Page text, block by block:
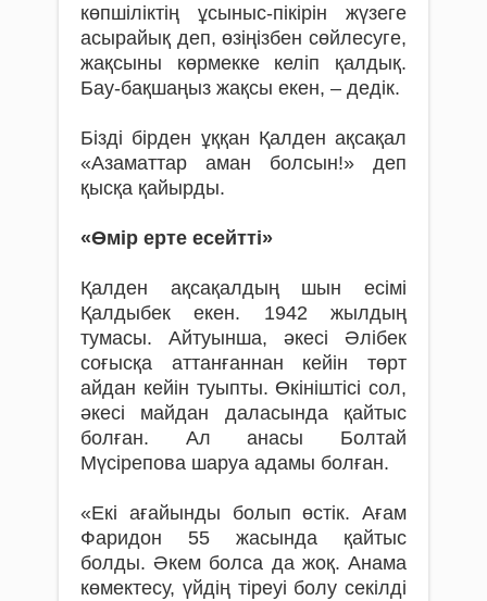
көпшіліктің ұсыныс-пікірін жүзеге
асырайық деп, өзіңізбен сөйлесуге,
жақсыны көрмекке келіп қалдық.
Бау-бақшаңыз жақсы екен, – дедік.
Бізді бірден ұққан Қалден ақсақал
«Азаматтар аман болсын!» деп
қысқа қайырды.
«Өмір ерте есейтті»
Қалден ақса­қалдың шын есімі
Қалдыбек екен. 1942 жылдың
тумасы. Айтуынша, әкесі Әлібек
соғысқа аттанғаннан кейін төрт
айдан кейін туыпты. Өкініштісі сол,
әкесі майдан даласында қайтыс
болған. Ал анасы Болтай
Мүсірепова шаруа адамы болған.
«Екі ағайынды болып өстік. Ағам
Фаридон 55 жасында қайтыс
болды. Әкем болса да жоқ. Анама
көмектесу, үйдің тіреуі болу секілді